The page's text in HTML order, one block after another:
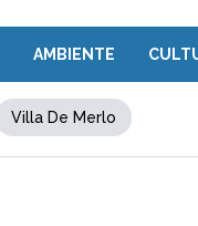
AMBIENTE
Villa De Merlo